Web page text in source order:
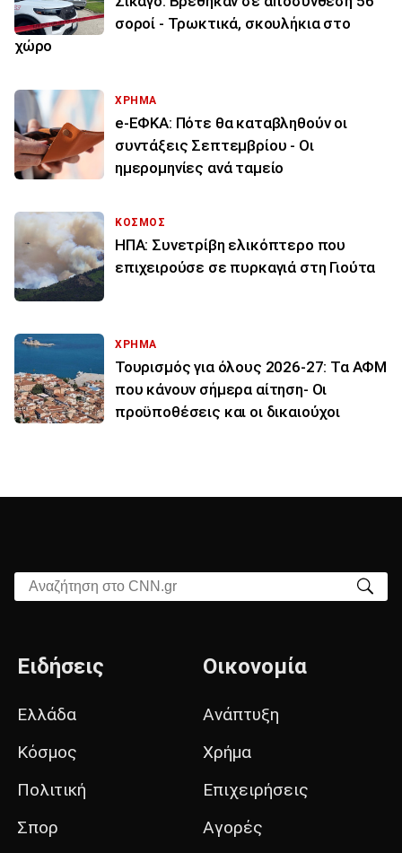
σοροί - Τρωκτικά, σκουλήκια στο
χώρο
ΧΡΗΜΑ
e-ΕΦΚΑ: Πότε θα καταβληθούν οι
συντάξεις Σεπτεμβρίου - Οι
ημερομηνίες ανά ταμείο
ΚΟΣΜΟΣ
ΗΠΑ: Συνετρίβη ελικόπτερο που
επιχειρούσε σε πυρκαγιά στη Γιούτα
ΧΡΗΜΑ
Τουρισμός για όλους 2026-27: Τα ΑΦΜ
που κάνουν σήμερα αίτηση- Οι
προϋποθέσεις και οι δικαιούχοι
Αναζήτηση στο CNN.gr
Ειδήσεις
Ελλάδα
Κόσμος
Πολιτική
Σπορ
Οικονομία
Ανάπτυξη
Χρήμα
Επιχειρήσεις
Αγορές